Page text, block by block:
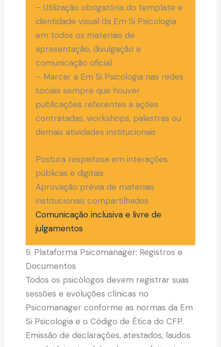
– Utilização obrigatória do template e
identidade visual da Em Si Psicologia
em todos os materiais de
apresentação, divulgação e
comunicação oficial
– Marcar a Em Si Psicologia nas redes
sociais sempre que houver
publicações referentes a ações
contratadas, workshops, palestras ou
demais atividades institucionais
Postura respeitosa em interações
públicas e digitais
Aprovação prévia de materiais
institucionais compartilhados
Comunicação inclusiva e livre de
julgamentos
9. Plataforma Psicomanager: Registros e
Documentos
Todos os psicólogos devem registrar suas
sessões e evoluções clínicas no
Psicomanager conforme as normas da Em
Si Psicologia e o Código de Ética do CFP.
Emissão de declarações, atestados, laudos